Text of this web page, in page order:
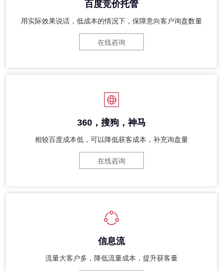
百度竞价托管
用实际效果说话，低成本的情况下，保障意向客户询盘数量
在线咨询
360，搜狗，神马
相较百度成本低，可以降低获客成本，补充询盘量
在线咨询
信息流
流量大客户多，降低流量成本，提升获客量